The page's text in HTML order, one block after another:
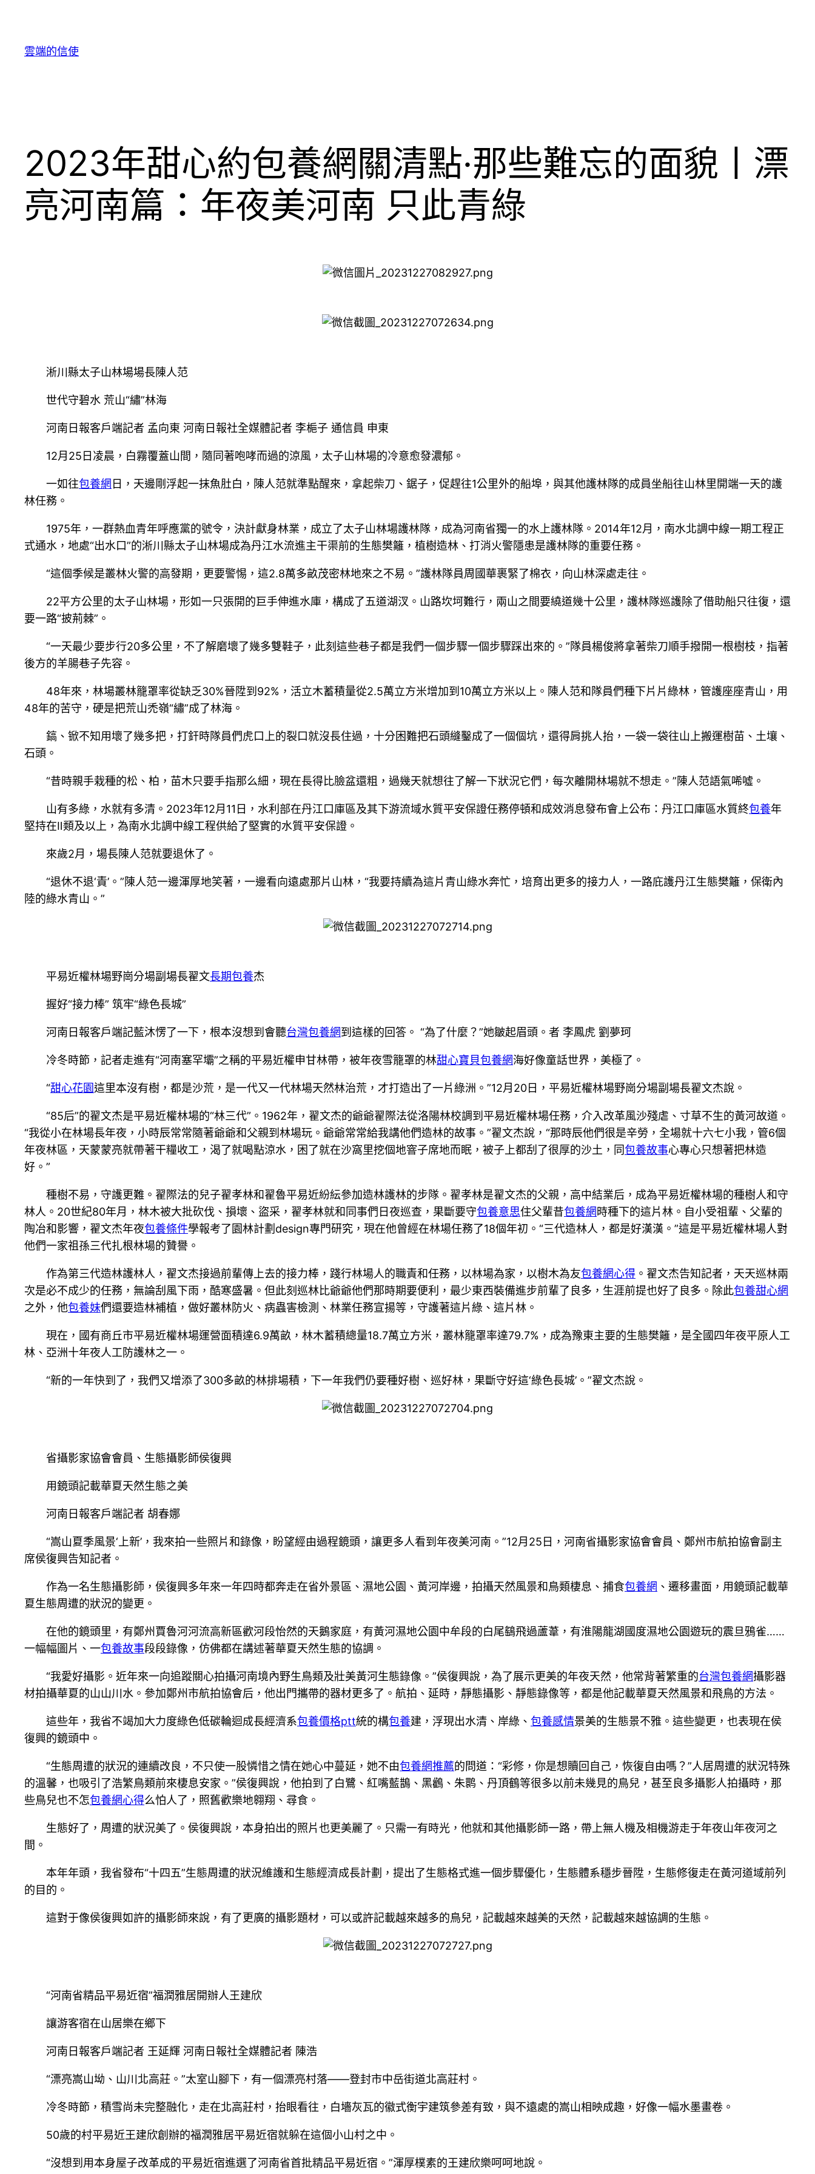
雲端的信使
2023年甜心約包養網關清點·那些難忘的面貌丨漂
亮河南篇：年夜美河南 只此青綠
淅川縣太子山林場場長陳人范
世代守碧水 荒山“繡”林海
河南日報客戶端記者 孟向東 河南日報社全媒體記者 李梔子 通信員 申東
12月25日凌晨，白霧覆蓋山間，隨同著咆哮而過的涼風，太子山林場的冷意愈發濃郁。
一如往包養網 日，天邊剛浮起一抹魚肚白，陳人范就準點醒來，拿起柴刀、鋸子，促趕往1公里外的船埠，與其他護林隊的成員坐船往山林里開端一天的護
林任務。
1975年，一群熱血青年呼應黨的號令，決計獻身林業，成立了太子山林場護林隊，成為河南省獨一的水上護林隊。2014年12月，南水北調中線一期工程正
式通水，地處“出水口”的淅川縣太子山林場成為丹江水流進主干渠前的生態樊籬，植樹造林、打消火警隱患是護林隊的重要任務。
“這個季候是叢林火警的高發期，更要警惕，這2.8萬多畝茂密林地來之不易。”護林隊員周國華裹緊了棉衣，向山林深處走往。
22平方公里的太子山林場，形如一只張開的巨手伸進水庫，構成了五道湖汊。山路坎坷難行，兩山之間要繞道幾十公里，護林隊巡護除了借助船只往復，還
要一路“披荊棘”。
“一天最少要步行20多公里，不了解磨壞了幾多雙鞋子，此刻這些巷子都是我們一個步驟一個步驟踩出來的。”隊員楊俊將拿著柴刀順手撥開一根樹枝，指著
後方的羊腸巷子先容。
48年來，林場叢林籠罩率從缺乏30%晉陞到92%，活立木蓄積量從2.5萬立方米增加到10萬立方米以上。陳人范和隊員們種下片片綠林，管護座座青山，用
48年的苦守，硬是把荒山禿嶺“繡”成了林海。
鎬、锨不知用壞了幾多把，打釬時隊員們虎口上的裂口就沒長住過，十分困難把石頭縫鑿成了一個個坑，還得肩挑人抬，一袋一袋往山上搬運樹苗、土壤、
石頭。
“昔時親手栽種的松、柏，苗木只要手指那么細，現在長得比臉盆還粗，過幾天就想往了解一下狀況它們，每次離開林場就不想走。”陳人范語氣唏噓。
山有多綠，水就有多清。2023年12月11日，水利部在丹江口庫區及其下游流域水質平安保證任務停頓和成效消息發布會上公布：丹江口庫區水質終包養年
堅持在Ⅱ類及以上，為南水北調中線工程供給了堅實的水質平安保證。
來歲2月，場長陳人范就要退休了。
“退休不退‘責’。”陳人范一邊渾厚地笑著，一邊看向遠處那片山林，“我要持續為這片青山綠水奔忙，培育出更多的接力人，一路庇護丹江生態樊籬，保衛內
陸的綠水青山。”
平易近權林場野崗分場副場長翟文長期包養杰
握好“接力棒” 筑牢“綠色長城”
河南日報客戶端記藍沐愣了一下，根本沒想到會聽台灣包養網到這樣的回答。 “為了什麼？”她皺起眉頭。者 李鳳虎 劉夢珂
冷冬時節，記者走進有“河南塞罕壩”之稱的平易近權申甘林帶，被年夜雪籠罩的林甜心寶貝包養網海好像童話世界，美極了。
“甜心花園這里本沒有樹，都是沙荒，是一代又一代林場天然林治荒，才打造出了一片綠洲。”12月20日，平易近權林場野崗分場副場長翟文杰說。
“85后”的翟文杰是平易近權林場的“林三代”。1962年，翟文杰的爺爺翟際法從洛陽林校調到平易近權林場任務，介入改革風沙殘虐、寸草不生的黃河故道。
“我從小在林場長年夜，小時辰常常隨著爺爺和父親到林場玩。爺爺常常給我講他們造林的故事。”翟文杰說，“那時辰他們很是辛勞，全場就十六七小我，管6個
年夜林區，天蒙蒙亮就帶著干糧收工，渴了就喝點涼水，困了就在沙窩里挖個地窨子席地而眠，被子上都刮了很厚的沙土，同包養故事心專心只想著把林造
好。”
種樹不易，守護更難。翟際法的兒子翟孝林和翟魯平易近紛紜參加造林護林的步隊。翟孝林是翟文杰的父親，高中結業后，成為平易近權林場的種樹人和守
林人。20世紀80年月，林木被大批砍伐、損壞、盜采，翟孝林就和同事們日夜巡查，果斷要守包養意思住父輩昔包養網時種下的這片林。自小受祖輩、父輩的
陶冶和影響，翟文杰年夜包養條件學報考了園林計劃design專門研究，現在他曾經在林場任務了18個年初。“三代造林人，都是好漢漢。”這是平易近權林場人對
他們一家祖孫三代扎根林場的贊譽。
作為第三代造林護林人，翟文杰接過前輩傳上去的接力棒，踐行林場人的職責和任務，以林場為家，以樹木為友包養網心得 。翟文杰告知記者，天天巡林兩
次是必不成少的任務，無論刮風下雨，酷寒盛暑。但此刻巡林比爺爺他們那時期要便利，最少東西裝備進步前輩了良多，生涯前提也好了良多。除此包養甜心網
之外，他包養妹們還要造林補植，做好叢林防火、病蟲害檢測、林業任務宣揚等，守護著這片綠、這片林。
現在，國有商丘市平易近權林場運營面積達6.9萬畝，林木蓄積總量18.7萬立方米，叢林籠罩率達79.7%，成為豫東主要的生態樊籬，是全國四年夜平原人工
林、亞洲十年夜人工防護林之一。
“新的一年快到了，我們又增添了300多畝的林排場積，下一年我們仍要種好樹、巡好林，果斷守好這‘綠色長城’。”翟文杰說。
省攝影家協會會員、生態攝影師侯復興
用鏡頭記載華夏天然生態之美
河南日報客戶端記者 胡春娜
“嵩山夏季風景‘上新’，我來拍一些照片和錄像，盼望經由過程鏡頭，讓更多人看到年夜美河南。”12月25日，河南省攝影家協會會員、鄭州市航拍協會副主
席侯復興告知記者。
作為一名生態攝影師，侯復興多年來一年四時都奔走在省外景區、濕地公園、黃河岸邊，拍攝天然風景和鳥類棲息、捕食包養網 、遷移畫面，用鏡頭記載華
夏生態周遭的狀況的變更。
在他的鏡頭里，有鄭州賈魯河河流高新區歡河段怡然的天鵝家庭，有黃河濕地公園中牟段的白尾鷂飛過蘆葦，有淮陽龍湖國度濕地公園遊玩的震旦鴉雀……
一幅幅圖片、一包養故事段段錄像，仿佛都在講述著華夏天然生態的協調。
“我愛好攝影。近年來一向追蹤關心拍攝河南境內野生鳥類及壯美黃河生態錄像。”侯復興說，為了展示更美的年夜天然，他常背著繁重的台灣包養網攝影器
材拍攝華夏的山山川水。參加鄭州市航拍協會后，他出門攜帶的器材更多了。航拍、延時，靜態攝影、靜態錄像等，都是他記載華夏天然風景和飛鳥的方法。
這些年，我省不竭加大力度綠色低碳輪迴成長經濟系包養價格ptt統的構包養建，浮現出水清、岸綠、 包養感情景美的生態景不雅。這些變更，也表現在侯
復興的鏡頭中。
“生態周遭的狀況的連續改良，不只使一股憐惜之情在她心中蔓延，她不由包養網推薦的問道：“彩修，你是想贖回自己，恢復自由嗎？”人居周遭的狀況特殊
的溫馨，也吸引了浩繁鳥類前來棲息安家。”侯復興說，他拍到了白鷺、紅嘴藍鵲、黑鸛、朱鹮、丹頂鶴等很多以前未幾見的鳥兒，甚至良多攝影人拍攝時，那
些鳥兒也不怎包養網心得么怕人了，照舊歡樂地翱翔、尋食。
生態好了，周遭的狀況美了。侯復興說，本身拍出的照片也更美麗了。只需一有時光，他就和其他攝影師一路，帶上無人機及相機游走于年夜山年夜河之
間。
本年年頭，我省發布“十四五”生態周遭的狀況維護和生態經濟成長計劃，提出了生態格式進一個步驟優化，生態體系穩步晉陞，生態修復走在黃河道域前列
的目的。
這對于像侯復興如許的攝影師來說，有了更廣的攝影題材，可以或許記載越來越多的鳥兒，記載越來越美的天然，記載越來越協調的生態。
“河南省精品平易近宿”福潤雅居開辦人王建欣
讓游客宿在山居樂在鄉下
河南日報客戶端記者 王延輝 河南日報社全媒體記者 陳浩
“漂亮嵩山坳、山川北高莊。”太室山腳下，有一個漂亮村落——登封市中岳街道北高莊村。
冷冬時節，積雪尚未完整融化，走在北高莊村，抬眼看往，白墻灰瓦的徽式衡宇建筑參差有致，與不遠處的嵩山相映成趣，好像一幅水墨畫卷。
50歲的村平易近王建欣創辦的福潤雅居平易近宿就躲在這個小山村之中。
“沒想到用本身屋子改革成的平易近宿進選了河南省首批精品平易近宿。”渾厚樸素的王建欣樂呵呵地說。